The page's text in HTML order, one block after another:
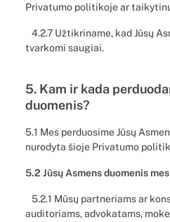
Privatumo politikoje ar
4.2.7 Užtikriname, kad Jūsų
tvarkomi saugiai.
5. Kam ir kada
duomenis?
5.1 Mes perduosime Jūsų
nurodyta šioje Privatumo
5.2 Jūsų Asmens duomenis
5.2.1 Mūsų partneriams ar
auditoriams, advokatams,